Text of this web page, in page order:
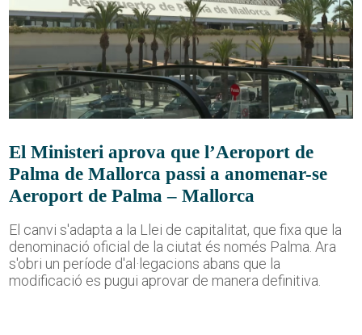
El Ministeri aprova que l’Aeroport de
Palma de Mallorca passi a anomenar-se
Aeroport de Palma – Mallorca
El canvi s'adapta a la Llei de capitalitat, que fixa que la
denominació oficial de la ciutat és només Palma. Ara
s'obri un període d'al·legacions abans que la
modificació es pugui aprovar de manera definitiva.